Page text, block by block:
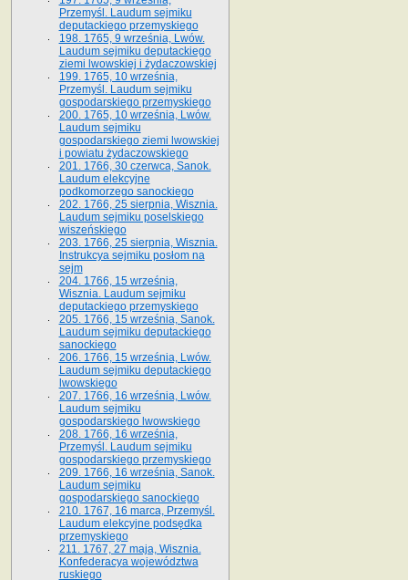
Przemyśl. Laudum sejmiku
deputackiego przemyskiego
198. 1765, 9 września, Lwów.
Laudum sejmiku deputackiego
ziemi lwowskiej i żydaczowskiej
199. 1765, 10 września,
Przemyśl. Laudum sejmiku
gospodarskiego przemyskiego
200. 1765, 10 września, Lwów.
Laudum sejmiku
gospodarskiego ziemi lwowskiej
i powiatu żydaczowskiego
201. 1766, 30 czerwca, Sanok.
Laudum elekcyjne
podkomorzego sanockiego
202. 1766, 25 sierpnia, Wisznia.
Laudum sejmiku poselskiego
wiszeńskiego
203. 1766, 25 sierpnia, Wisznia.
Instrukcya sejmiku posłom na
sejm
204. 1766, 15 września,
Wisznia. Laudum sejmiku
deputackiego przemyskiego
205. 1766, 15 września, Sanok.
Laudum sejmiku deputackiego
sanockiego
206. 1766, 15 września, Lwów.
Laudum sejmiku deputackiego
lwowskiego
207. 1766, 16 września, Lwów.
Laudum sejmiku
gospodarskiego lwowskiego
208. 1766, 16 września,
Przemyśl. Laudum sejmiku
gospodarskiego przemyskiego
209. 1766, 16 września, Sanok.
Laudum sejmiku
gospodarskiego sanockiego
210. 1767, 16 marca, Przemyśl.
Laudum elekcyjne podsędka
przemyskiego
211. 1767, 27 maja, Wisznia.
Konfederacya województwa
ruskiego